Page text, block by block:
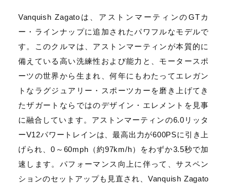
Vanquish Zagatoは、アストンマーティンのGTカ
ー・ラインナップに追加されたパワフルなモデルで
す。このクルマは、アストンマーティンが本質的に
備えている高い洗練性および能力と、モータースポ
ーツの世界から生まれ、何年にもわたってエレガン
トなラグジュアリー・スポーツカーを磨き上げてき
たザガートならではのデザイン・エレメントを見事
に融合しています。アストンマーティンの6.0リッタ
ーV12パワートレインは、最高出力が600PSに引き上
げられ、0～60mph（約97km/h）をわずか3.5秒で加
速します。パフォーマンス向上に伴って、サスペン
ションのセットアップも見直され、Vanquish Zagato